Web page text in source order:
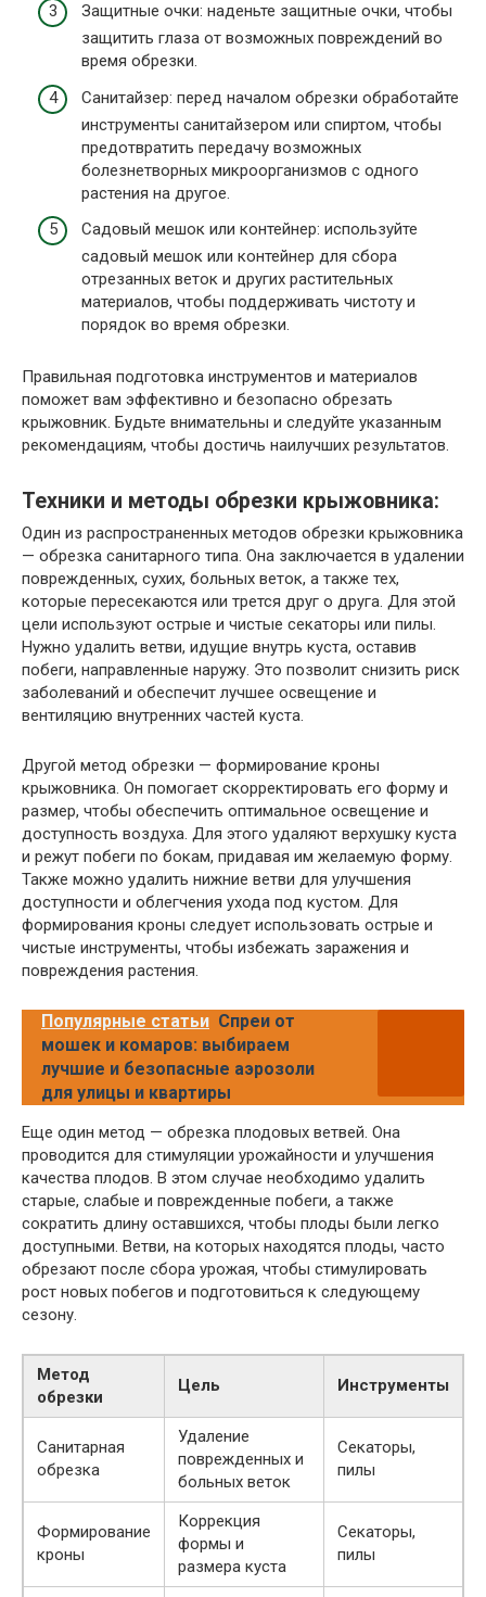
Защитные очки: наденьте защитные очки, чтобы
защитить глаза от возможных повреждений во
время обрезки.
Санитайзер: перед началом обрезки обработайте
инструменты санитайзером или спиртом, чтобы
предотвратить передачу возможных
болезнетворных микроорганизмов с одного
растения на другое.
Садовый мешок или контейнер: используйте
садовый мешок или контейнер для сбора
отрезанных веток и других растительных
материалов, чтобы поддерживать чистоту и
порядок во время обрезки.
Правильная подготовка инструментов и материалов
поможет вам эффективно и безопасно обрезать
крыжовник. Будьте внимательны и следуйте указанным
рекомендациям, чтобы достичь наилучших результатов.
Техники и методы обрезки крыжовника:
Один из распространенных методов обрезки крыжовника
— обрезка санитарного типа. Она заключается в удалении
поврежденных, сухих, больных веток, а также тех,
которые пересекаются или трется друг о друга. Для этой
цели используют острые и чистые секаторы или пилы.
Нужно удалить ветви, идущие внутрь куста, оставив
побеги, направленные наружу. Это позволит снизить риск
заболеваний и обеспечит лучшее освещение и
вентиляцию внутренних частей куста.
Другой метод обрезки — формирование кроны
крыжовника. Он помогает скорректировать его форму и
размер, чтобы обеспечить оптимальное освещение и
доступность воздуха. Для этого удаляют верхушку куста
и режут побеги по бокам, придавая им желаемую форму.
Также можно удалить нижние ветви для улучшения
доступности и облегчения ухода под кустом. Для
формирования кроны следует использовать острые и
чистые инструменты, чтобы избежать заражения и
повреждения растения.
Популярные статьи Спреи от
мошек и комаров: выбираем
лучшие и безопасные аэрозоли
для улицы и квартиры
Еще один метод — обрезка плодовых ветвей. Она
проводится для стимуляции урожайности и улучшения
качества плодов. В этом случае необходимо удалить
старые, слабые и поврежденные побеги, а также
сократить длину оставшихся, чтобы плоды были легко
доступными. Ветви, на которых находятся плоды, часто
обрезают после сбора урожая, чтобы стимулировать
рост новых побегов и подготовиться к следующему
сезону.
Метод
обрезки
Цель Инструменты
Санитарная
обрезка
Удаление
поврежденных и
больных веток
Секаторы,
пилы
Формирование
кроны
Коррекция
формы и
размера куста
Секаторы,
пилы